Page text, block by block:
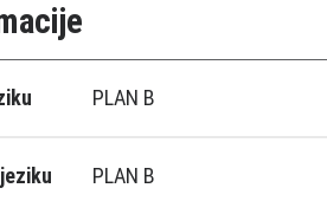
PLAN B
PLAN B